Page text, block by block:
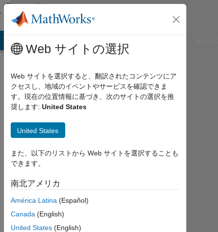
コンテンツへスキップ
Community
Profile
Girisha
Joshi
St.
engineering
Cllege
Last
seen:
年 前
Web サイトの選択
Web サイトを選択すると、翻訳されたコンテンツにア
クセスし、地域のイベントやサービスを確認できま
す。現在の位置情報に基づき、次のサイトの選択を推
奨します: United States
United States
また、以下のリストから Web サイトを選択することも
できます。
南北アメリカ
América Latina (Español)
Canada (English)
United States (English)